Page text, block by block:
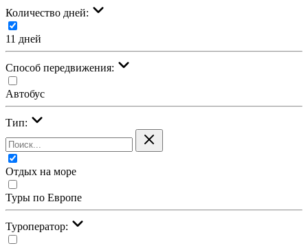
Количество дней:
11 дней
Cпособ передвижения:
Автобус
Тип:
Отдых на море
Туры по Европе
Туроператор: